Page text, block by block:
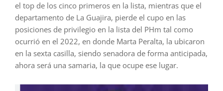
el top de los cinco primeros en la lista, mientras que el
departamento de La Guajira, pierde el cupo en las
posiciones de privilegio en la lista del PHm tal como
ocurrió en el 2022, en donde Marta Peralta, la ubicaron
en la sexta casilla, siendo senadora de forma anticipada,
ahora será una samaria, la que ocupe ese lugar.